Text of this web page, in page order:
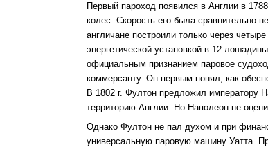
Первый пароход появился в Англии в
колес. Скорость его была сравнительно
англичане построили только через
энергетической установкой в 12
официальным признанием паровое
коммерсанту. Он первым понял, как
В 1802 г. Фултон предложил императору
территорию Англии. Но Наполеон не
Однако Фултон не пал духом и при
универсальную паровую машину Уатта.